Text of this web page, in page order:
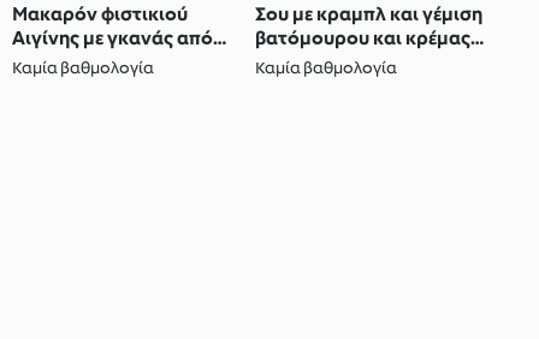
Μακαρόν φιστικιού
Αιγίνης με γκανάς από
φιστίκια Αιγίνης
Καμία βαθμολογία
Σου με κραμπλ και γέμιση
βατόμουρου και κρέμας
λευκής σοκολάτας
Καμία βαθμολογία